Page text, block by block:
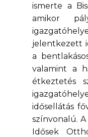
ismerte a
amikor
jelentkezett
a
valamint a
étkeztetés
idősellátás
színvonalú.
Idősek